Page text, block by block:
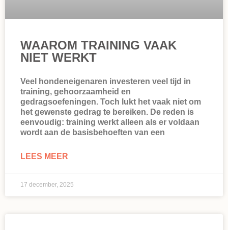
WAAROM TRAINING VAAK
NIET WERKT
Veel hondeneigenaren investeren veel tijd in
training, gehoorzaamheid en
gedragsoefeningen. Toch lukt het vaak niet om
het gewenste gedrag te bereiken. De reden is
eenvoudig: training werkt alleen als er voldaan
wordt aan de basisbehoeften van een
LEES MEER
17 december, 2025